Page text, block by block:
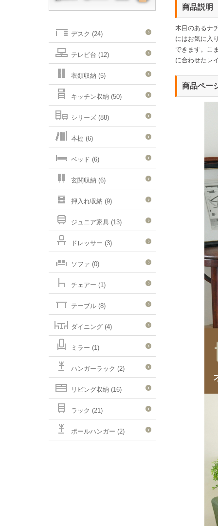
商品説明
木目のあるナ
にはお気に入
できます。こ
に合わせたレ
商品ペー
デスク (24)
テレビ台 (12)
衣類収納 (5)
キッチン収納 (50)
シリーズ (88)
本棚 (6)
ベッド (6)
玄関収納 (6)
押入れ収納 (9)
ジュニア家具 (13)
ドレッサー (3)
ソファ (0)
チェアー (1)
テーブル (8)
ダイニング (4)
ミラー (1)
ハンガーラック (2)
リビング収納 (16)
ラック (21)
ポールハンガー (2)